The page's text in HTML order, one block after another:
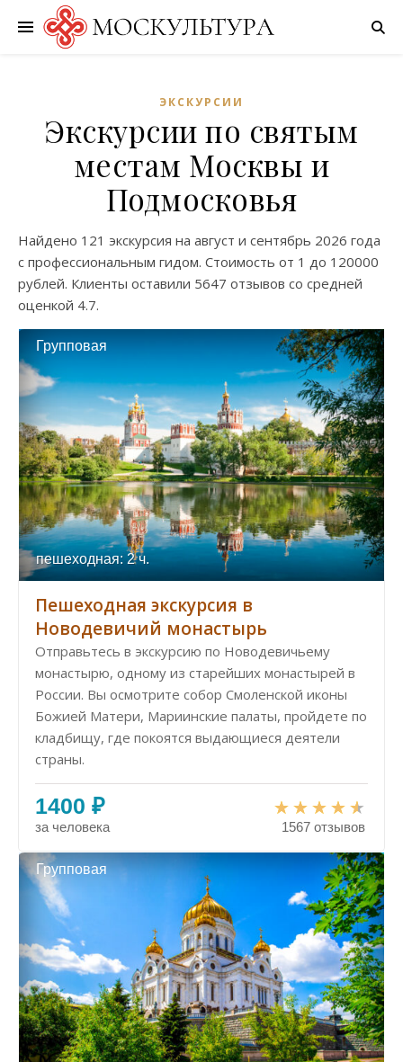
ЭКСКУРСИИ
Экскурсии по святым
местам Москвы и
Подмосковья
Найдено 121 экскурсия на август и сентябрь 2026 года
с профессиональным гидом. Стоимость от 1 до 120000
рублей. Клиенты оставили 5647 отзывов со средней
оценкой 4.7.
Групповая
пешеходная: 2 ч.
Пешеходная экскурсия в
Новодевичий монастырь
Отправьтесь в экскурсию по Новодевичьему
монастырю, одному из старейших монастырей в
России. Вы осмотрите собор Смоленской иконы
Божией Матери, Мариинские палаты, пройдете по
кладбищу, где покоятся выдающиеся деятели
страны.
1400 ₽
за человека 1567 отзывов
Групповая